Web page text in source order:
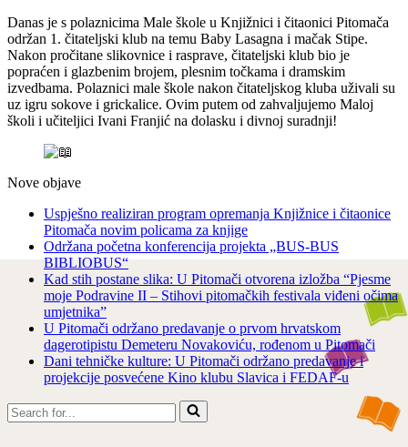
Danas je s polaznicima Male škole u Knjižnici i čitaonici Pitomača
održan 1. čitateljski klub na temu Baby Lasagna i mačak Stipe.
Nakon pročitane slikovnice i rasprave, čitateljski klub bio je
popraćen i glazbenim brojem, plesnim točkama i dramskim
izvedbama. Polaznici male škole nakon čitateljskog kluba uživali su
uz igru sokove i grickalice. Ovim putem od zahvaljujemo Maloj
školi i učiteljici Ivani Franjić na dolasku i divnoj suradnji!
Nove objave
Uspješno realiziran program opremanja Knjižnice i čitaonice
Pitomača novim policama za knjige
Održana početna konferencija projekta „BUS-BUS
BIBLIOBUS“
Kad stih postane slika: U Pitomači otvorena izložba “Pjesme
moje Podravine II – Stihovi pitomačkih festivala viđeni očima
umjetnika”
U Pitomači održano predavanje o prvom hrvatskom
dagerotipistu Demeteru Novakoviću, rođenom u Pitomači
Dani tehničke kulture: U Pitomači održano predavanje i
projekcije posvećene Kino klubu Slavica i FEDAF-u
Search
for...